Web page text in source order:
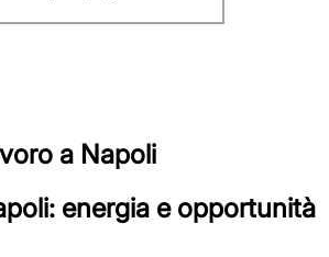
a Napoli
energia e opportunità